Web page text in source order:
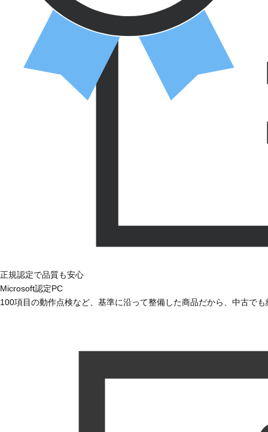
正規認定で品質も安心
Microsoft認定PC
100項目の動作点検など、基準に沿って整備した商品だから、中古で